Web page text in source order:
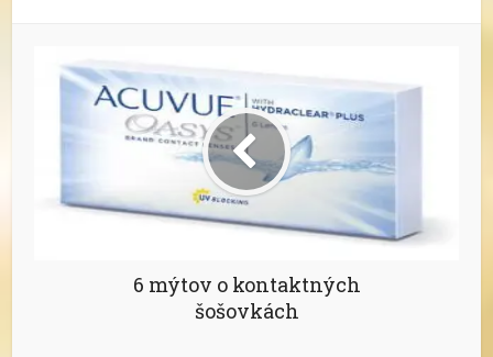
6 mýtov o kontaktných
šošovkách